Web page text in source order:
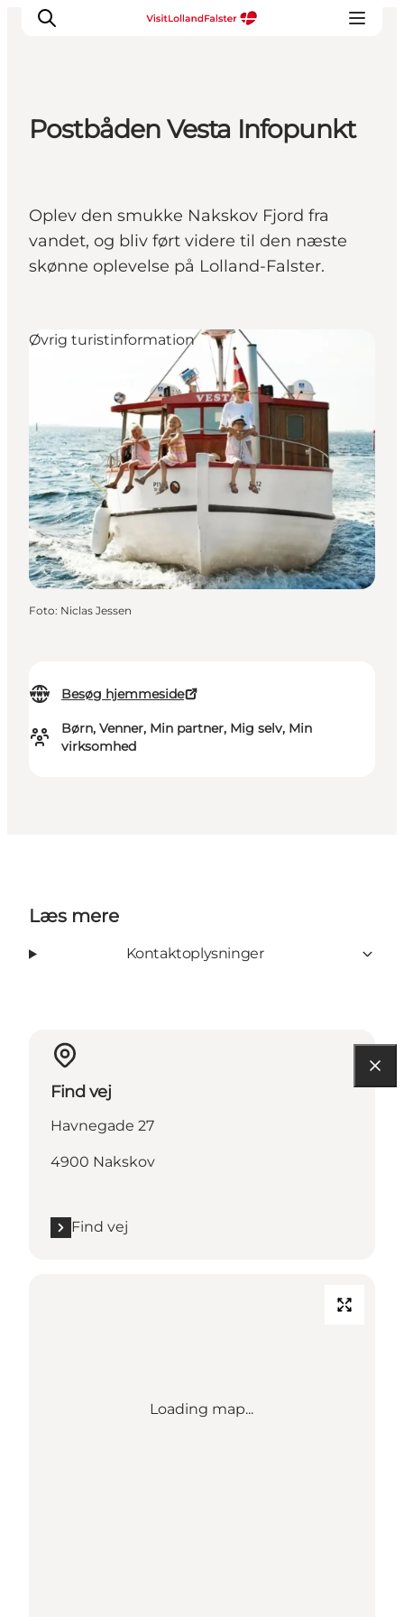
For børn
Kultur
Gastronomi
Planlæg din ferie
Postbåden Vesta Infopunkt
Oplev den smukke Nakskov Fjord fra
vandet, og bliv ført videre til den næste
skønne oplevelse på Lolland-Falster.
Besøg hjemmeside
Børn, Venner, Min partner, Mig selv, Min
virksomhed
Øvrig turistinformation
Foto: Niclas Jessen
Læs mere
Kontaktoplysninger
Find vej
Havnegade 27
4900 Nakskov
Find vej
Loading map...